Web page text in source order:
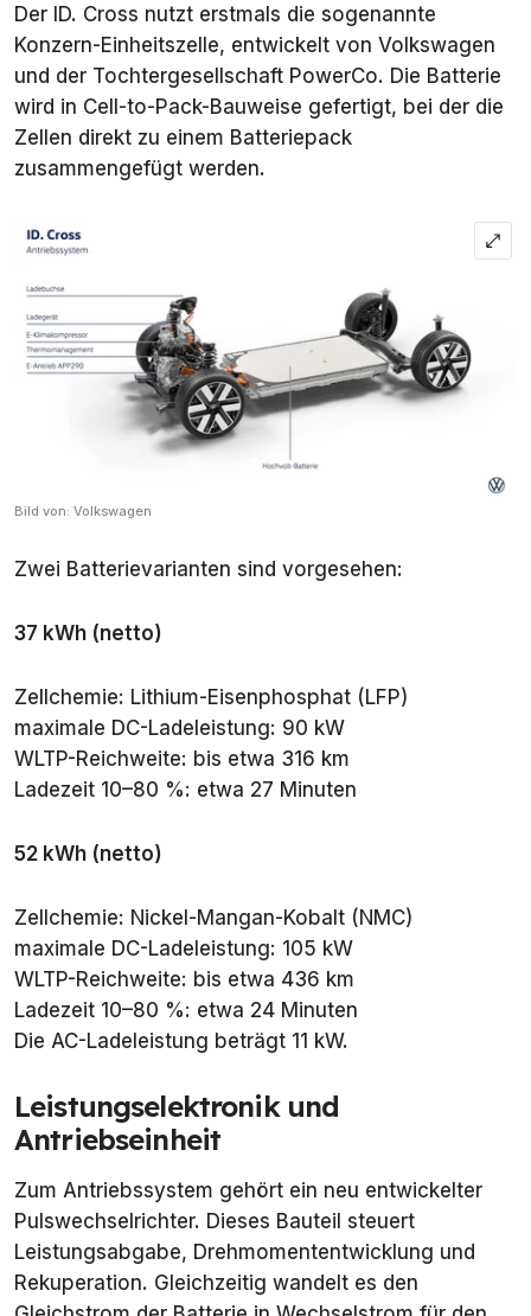
Der ID. Cross nutzt erstmals die sogenannte
Konzern-Einheitszelle, entwickelt von Volkswagen
und der Tochtergesellschaft PowerCo. Die Batterie
wird in Cell-to-Pack-Bauweise gefertigt, bei der die
Zellen direkt zu einem Batteriepack
zusammengefügt werden.
Bild von: Volkswagen
Zwei Batterievarianten sind vorgesehen:
37 kWh (netto)
Zellchemie: Lithium-Eisenphosphat (LFP)
maximale DC-Ladeleistung: 90 kW
WLTP-Reichweite: bis etwa 316 km
Ladezeit 10–80 %: etwa 27 Minuten
52 kWh (netto)
Zellchemie: Nickel-Mangan-Kobalt (NMC)
maximale DC-Ladeleistung: 105 kW
WLTP-Reichweite: bis etwa 436 km
Ladezeit 10–80 %: etwa 24 Minuten
Die AC-Ladeleistung beträgt 11 kW.
Leistungselektronik und
Antriebseinheit
Zum Antriebssystem gehört ein neu entwickelter
Pulswechselrichter. Dieses Bauteil steuert
Leistungsabgabe, Drehmomententwicklung und
Rekuperation. Gleichzeitig wandelt es den